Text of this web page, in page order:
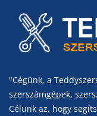
"Cégünk, a
szerszámgépek,
Célunk az, hogy